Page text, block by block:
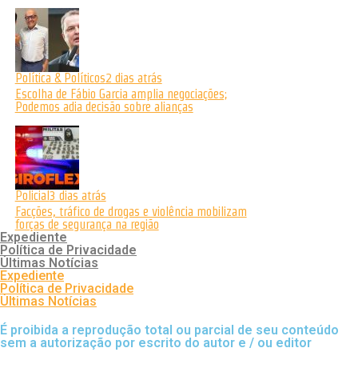
Política & Políticos2 dias atrás
Escolha de Fábio Garcia amplia negociações;
Podemos adia decisão sobre alianças
Policial 3 dias atrás
Facções, tráfico de drogas e violência mobilizam
forças de segurança na região
Expediente
Política de Privacidade
Últimas Notícias
Expediente
Política de Privacidade
Últimas Notícias
É proibida a reprodução total ou parcial de seu conteúdo
sem a autorização por escrito do autor e / ou editor